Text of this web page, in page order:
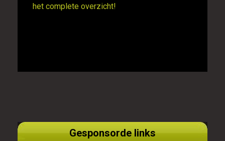
het complete overzicht!
Gesponsorde links